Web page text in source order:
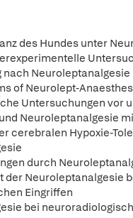
des Hundes unter
nach Neuroleptanalgesie
of Neurolept-
Untersuchungen vor
Neuroleptanalgesie
cerebralen Hypoxie-
durch
der Neuroleptanalgesie
Eingriffen
bei